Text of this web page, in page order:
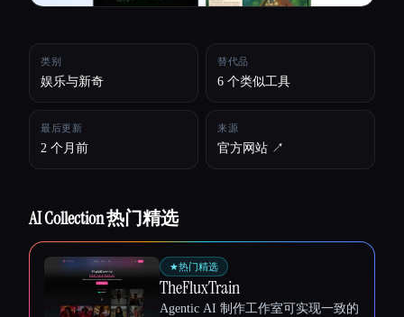
类别
娱乐与新奇
替代品
6 个类似工具
最后更新
2 个月前
来源
官方网站 ↗︎
AI Collection 热门精选
★热门精选
TheFluxTrain
Agentic AI 制作工作室可实现一致的